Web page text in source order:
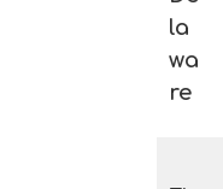
la
wa
re